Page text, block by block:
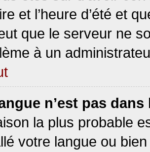
et l’heure d’été et
que le serveur ne
à un
n’est pas
la plus probable
votre langue ou